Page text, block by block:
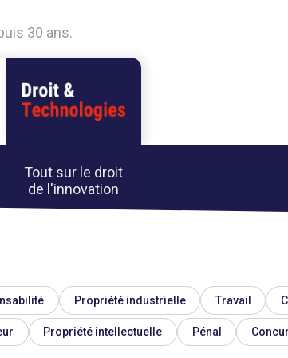
30 ans.
Tout sur le droit
de l'innovation
Propriété industrielle Travail
Propriété intellectuelle Pénal